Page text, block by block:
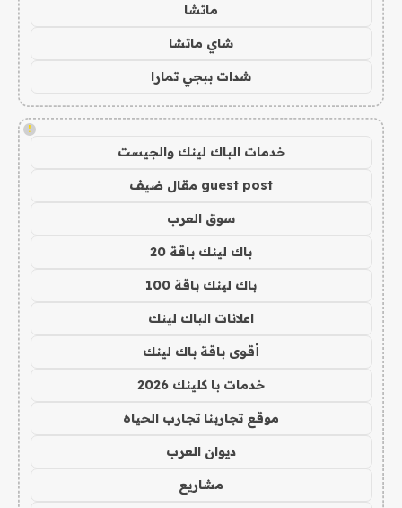
ماتشا
شاي ماتشا
شدات ببجي تمارا
!
خدمات الباك لينك والجيست
guest post مقال ضيف
سوق العرب
باك لينك باقة 20
باك لينك باقة 100
اعلانات الباك لينك
أقوى باقة باك لينك
خدمات با كلينك 2026
موقع تجاربنا تجارب الحياه
ديوان العرب
مشاريع